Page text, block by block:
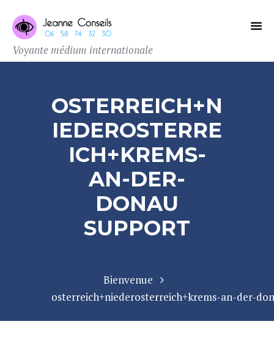
Voyante médium internationale
OSTERREICH+N
IEDEROSTERRE
ICH+KREMS-
AN-DER-
DONAU
SUPPORT
Bienvenue
osterreich+niederosterreich+krems-an-der-